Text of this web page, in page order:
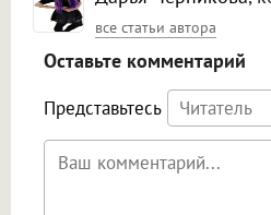
все статьи автора
Оставьте комментарий
Представьтесь